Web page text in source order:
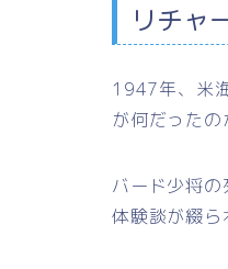
リチャ
1947年、米
が何だったの
バード少将
体験談が綴ら